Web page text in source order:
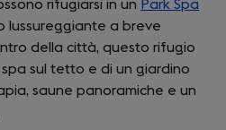
rifugiarsi in un Park Spa
lussureggiante a breve
della città, questo rifugio
sul tetto e di un giardino
saune panoramiche e un